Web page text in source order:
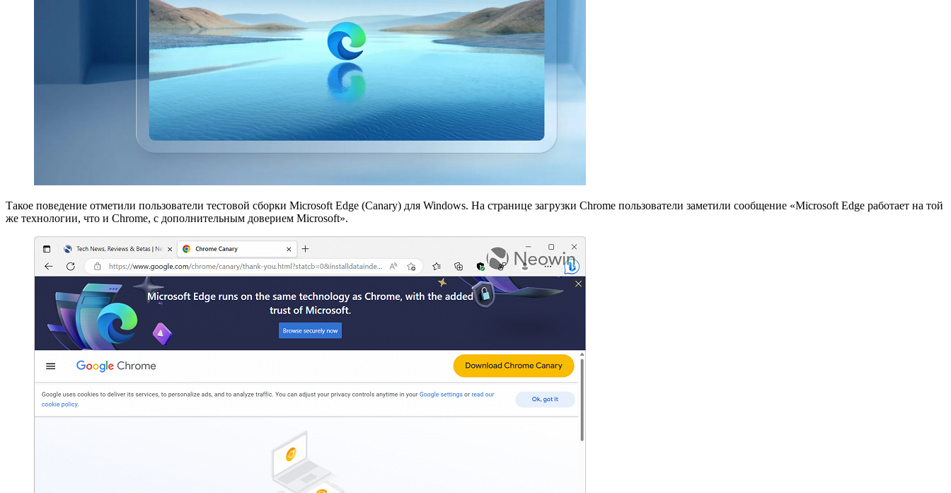
Такое поведение отметили пользователи тестовой сборки Microsoft Edge (Canary) для Windows. На странице загрузки Chrome пользователи заметили сообщение «Microsoft Edge работает на той
же технологии, что и Chrome, с дополнительным доверием Microsoft».